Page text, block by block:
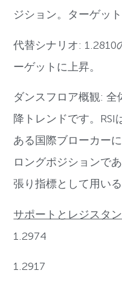
ジション。ターゲッ
代替シナリオ: 1.2810
ーゲットに上昇。
ダンスフロア概観:
降トレンドです。RSI
ある国際ブローカー
ロングポジションで
張り指標として用い
サポートとレジスタ
1.2974
1.2917